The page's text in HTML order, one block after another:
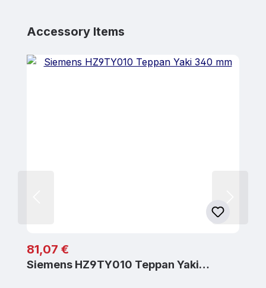
Produktgalerie überspringen
Accessory Items
Regulärer Preis:
81,07 €
Siemens HZ9TY010 Teppan Yaki…